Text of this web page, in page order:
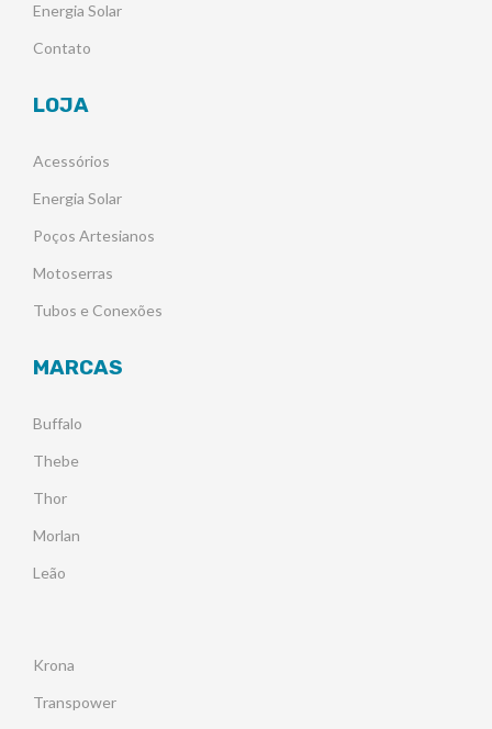
Energia Solar
Contato
LOJA
Acessórios
Energia Solar
Poços Artesianos
Motoserras
Tubos e Conexões
MARCAS
Buffalo
Thebe
Thor
Morlan
Leão
Krona
Transpower